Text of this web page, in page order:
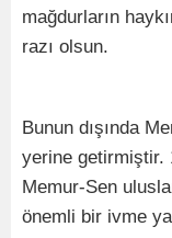
mağdurların
razı olsun.
Bunun dışında
yerine getirmiştir.
Memur-Sen
önemli bir ivme